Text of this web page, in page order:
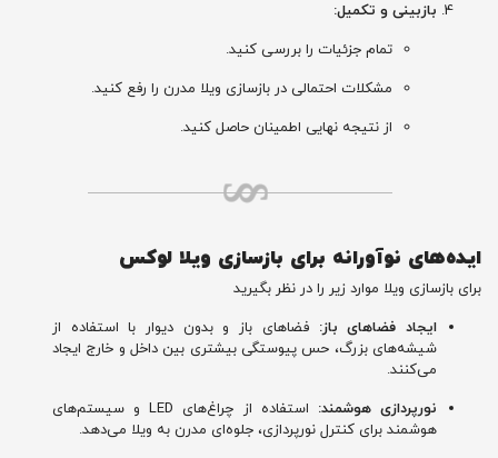
بازبینی و تکمیل:
تمام جزئیات را بررسی کنید.
مشکلات احتمالی در بازسازی ویلا مدرن را رفع کنید.
از نتیجه نهایی اطمینان حاصل کنید.
ایده‌های نوآورانه برای بازسازی ویلا لوکس
برای بازسازی ویلا موارد زیر را در نظر بگیرید
ایجاد فضاهای باز: فضاهای باز و بدون دیوار با استفاده از
شیشه‌های بزرگ، حس پیوستگی بیشتری بین داخل و خارج ایجاد
می‌کنند.
نورپردازی هوشمند:
استفاده از چراغ‌های LED و سیستم‌های
هوشمند برای کنترل نورپردازی، جلوه‌ای مدرن به ویلا می‌دهد.